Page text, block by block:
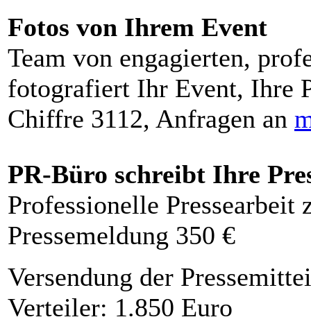
Fotos von Ihrem Event
Team von engagierten,
fotografiert Ihr Event, Ihre
Chiffre 3112, Anfragen an
PR-Büro schreibt Ihre
Professionelle Pressearbeit
Pressemeldung 350 €
Versendung der
Verteiler: 1.850 Euro